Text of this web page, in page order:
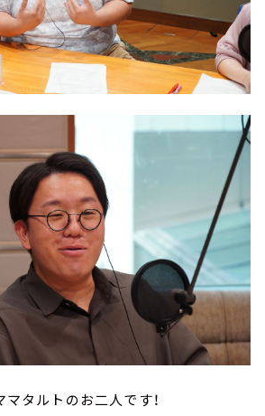
タルトのお二人です！